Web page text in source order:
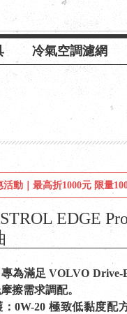
冷氣空調濾網
EDGE
動｜最高折1000元 限量
為滿足 VOLVO
擦需求調配。
0W-20 極致低黏度配